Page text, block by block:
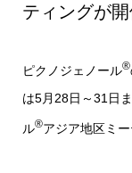
ティングが開
ピクノジェノール®
は5月28日～31日
ル®アジア地区ミ